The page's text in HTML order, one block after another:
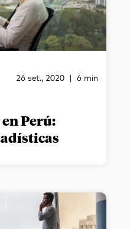
26 set., 2020 | 6 min
Perú: